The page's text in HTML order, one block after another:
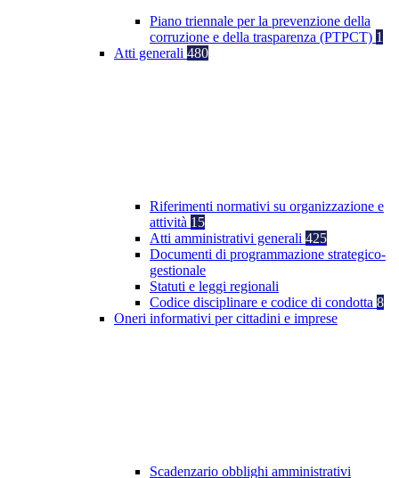
Piano triennale per la prevenzione della
corruzione e della trasparenza (PTPCT) 1
Atti generali 480
Riferimenti normativi su organizzazione e
attività 15
Atti amministrativi generali 425
Documenti di programmazione strategico-
gestionale
Statuti e leggi regionali
Codice disciplinare e codice di condotta 8
Oneri informativi per cittadini e imprese
Scadenzario obblighi amministrativi